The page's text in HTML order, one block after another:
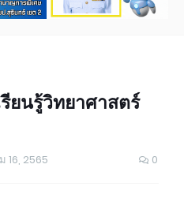
ยนรู้วิทยาศาสตร์
16, 2565 0